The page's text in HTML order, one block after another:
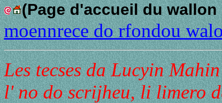
(Page d'accueil du
moennrece do rfondou
Les tecses da Lucyin
l' no do scrijheu, li limero